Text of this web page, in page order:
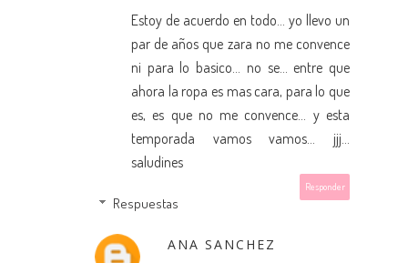
Estoy de acuerdo en todo... yo llevo un
par de años que zara no me convence
ni para lo basico... no se... entre que
ahora la ropa es mas cara, para lo que
es, es que no me convence... y esta
temporada vamos vamos... jjj...
saludines
Responder
Respuestas
ANA SANCHEZ